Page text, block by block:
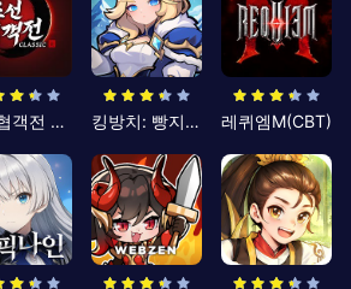
조선협객전 클래식 킹방치: 빵지의 제왕 레퀴엠M(CBT)